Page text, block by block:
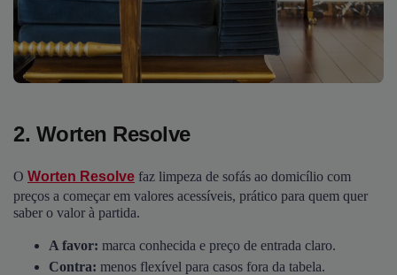
2. Worten Resolve
O Worten Resolve faz limpeza de sofás ao domicílio com
preços a começar em valores acessíveis, prático para quem quer
saber o valor à partida.
A favor: marca conhecida e preço de entrada claro.
Contra: menos flexível para casos fora da tabela.